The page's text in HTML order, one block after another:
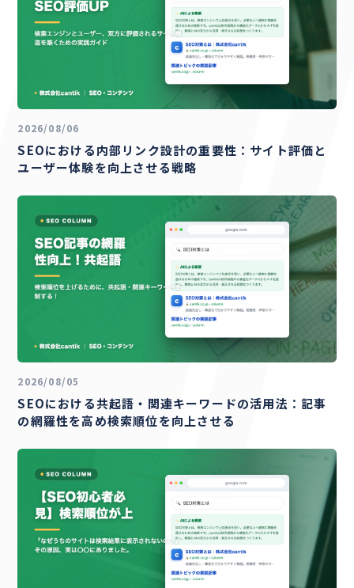
2026/08/06
SEOにおける内部リンク設計の重要性：サイト評価と
ユーザー体験を向上させる戦略
2026/08/05
SEOにおける共起語・関連キーワードの活用法：記事
の網羅性を高め検索順位を向上させる